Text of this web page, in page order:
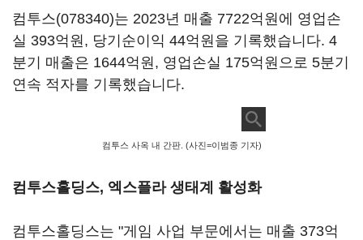
컴투스(078340)는 2023년 매출 7722억원에 영업손
실 393억원, 당기순이익 44억원을 기록했습니다. 4
분기 매출은 1644억원, 영업손실 175억원으로 5분기
연속 적자를 기록했습니다.
컴투스 사옥 내 간판. (사진=이범종 기자)
컴투스홀딩스, 엑스플라 생태계 활성화
컴투스홀딩스는 "게임 사업 부문에서는 매출 373억